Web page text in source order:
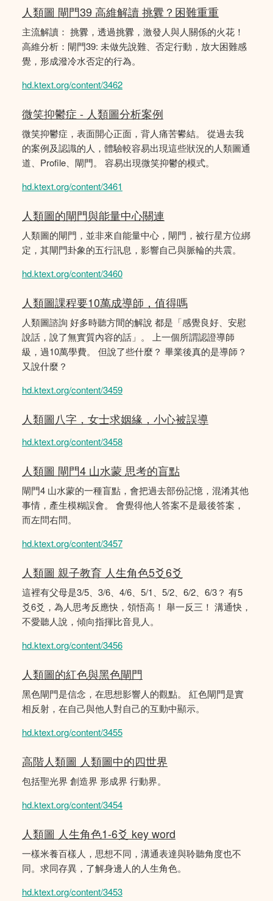
人類圖 閘門39 高維解讀 挑釁？困難重重
主流解讀： 挑釁，透過挑釁，激發人與人關係的火花！
高維分析：閘門39: 未做先說難、否定行動，放大困難感
覺，形成潑冷水否定的行為。
hd.ktext.org/content/3462
微笑抑鬱症 - 人類圖分析案例
微笑抑鬱症，表面開心正面，背人痛苦鬰結。 從過去我
的案例及認識的人，體驗較容易出現這些狀況的人類圖通
道、Profile、閘門。 容易出現微笑抑鬱的模式。
hd.ktext.org/content/3461
人類圖的閘門與能量中心關連
人類圖的閘門，並非來自能量中心，閘門，被行星方位綁
定，其閘門卦象的五行訊息，影響自己與脈輪的共震。
hd.ktext.org/content/3460
人類圖課程要10萬成導師，值得嗎
人類圖諮詢 好多時聽方間的解說 都是「感覺良好、安慰
說話，說了無實質內容的話」。 上一個所謂認證導師
級，過10萬學費。 但說了些什麼？ 畢業後真的是導師？
又說什麼？
hd.ktext.org/content/3459
人類圖八字，女士求姻緣，小心被誤導
hd.ktext.org/content/3458
人類圖 閘門4 山水蒙 思考的盲點
閘門4 山水蒙的一種盲點，會把過去部份記憶，混淆其他
事情，產生模糊誤會。 會覺得他人答案不是最後答案，
而左問右問。
hd.ktext.org/content/3457
人類圖 親子教育 人生角色5爻6爻
這裡有父母是3/5、3/6、4/6、5/1、5/2、6/2、6/3？ 有5
爻6爻，為人思考反應快，領悟高！ 舉一反三！ 溝通快，
不愛聽人說，傾向指揮比音見人。
hd.ktext.org/content/3456
人類圖的紅色與黑色閘門
黑色閘門是信念，在思想影響人的觀點。 紅色閘門是實
相反射，在自己與他人對自己的互動中顯示。
hd.ktext.org/content/3455
高階人類圖 人類圖中的四世界
包括聖光界 創造界 形成界 行動界。
hd.ktext.org/content/3454
人類圖 人生角色1-6爻 key word
一樣米養百樣人，思想不同，溝通表達與聆聽角度也不
同。求同存異，了解身邊人的人生角色。
hd.ktext.org/content/3453